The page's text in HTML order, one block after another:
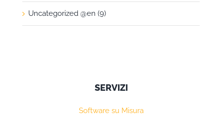
SERVIZI
Software su Misura
Uncategorized @en (9)